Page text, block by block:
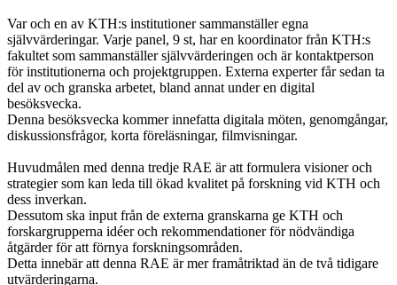
Var och en av KTH:s institutioner sammanställer egna
självvärderingar. Varje panel, 9 st, har en koordinator från KTH:s
fakultet som sammanställer självvärderingen och är kontaktperson
för institutionerna och projektgruppen. Externa experter får sedan ta
del av och granska arbetet, bland annat under en digital
besöksvecka.
Denna besöksvecka kommer innefatta digitala möten, genomgångar,
diskussionsfrågor, korta föreläsningar, filmvisningar.
Huvudmålen med denna tredje RAE är att formulera visioner och
strategier som kan leda till ökad kvalitet på forskning vid KTH och
dess inverkan.
Dessutom ska input från de externa granskarna ge KTH och
forskargrupperna idéer och rekommendationer för nödvändiga
åtgärder för att förnya forskningsområden.
Detta innebär att denna RAE är mer framåtriktad än de två tidigare
utvärderingarna.